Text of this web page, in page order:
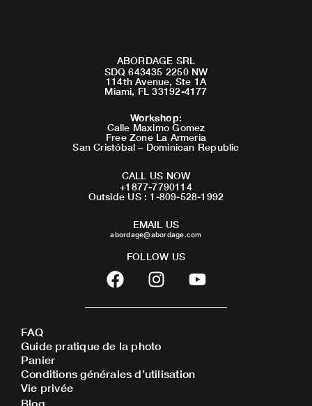
ABORDAGE SRL
SDQ 643435 2250 NW
114th Avenue, Ste 1A
Miami, FL 33192-4177
Workshop:
Calle Maximo Gomez
Free Zone La Armeria
San Cristóbal – Dominican Republic
CALL US NOW
+1877-7790114
Outside US : 1-809-528-1992
EMAIL US
abordage@abordage.com
FOLLOW US
F
a
c
b
o
o
I
n
s
a
g
r
Y
o
u
FAQ
Guide pratique de la photo
Panier
Conditions générales d’utilisation
Vie privée
Blog